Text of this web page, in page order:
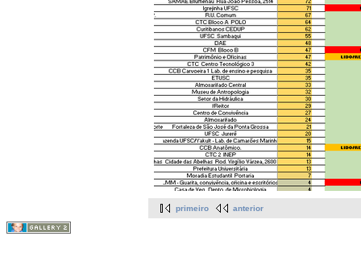
primeiro anterior